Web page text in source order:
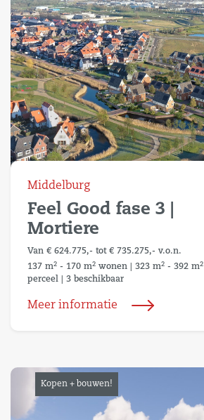
Middelburg
Feel Good fase 3 |
Mortiere
Van € 624.775,- tot € 735.275,- v.o.n.
137 m2 - 170 m2 wonen 323 m2 - 392 m2
perceel 3 beschikbaar
Meer informatie
Kopen + bouwen!